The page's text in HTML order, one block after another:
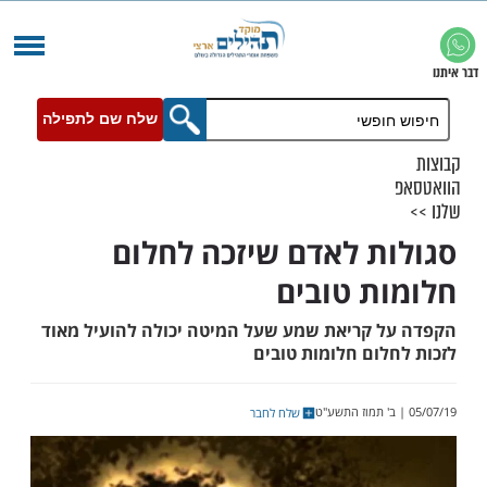
שלח שם לתפילה
לאדם שיזכה לחלום
טובים
קריאת שמע שעל המיטה יכולה להועיל מאוד
חלומות טובים